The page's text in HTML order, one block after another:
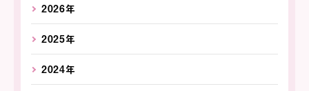
2026年
2025年
2024年